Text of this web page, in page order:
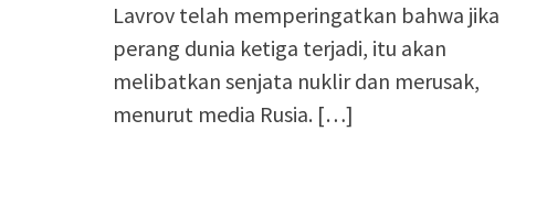
Lavrov telah memperingatkan bahwa jika
perang dunia ketiga terjadi, itu akan
melibatkan senjata nuklir dan merusak,
menurut media Rusia. […]